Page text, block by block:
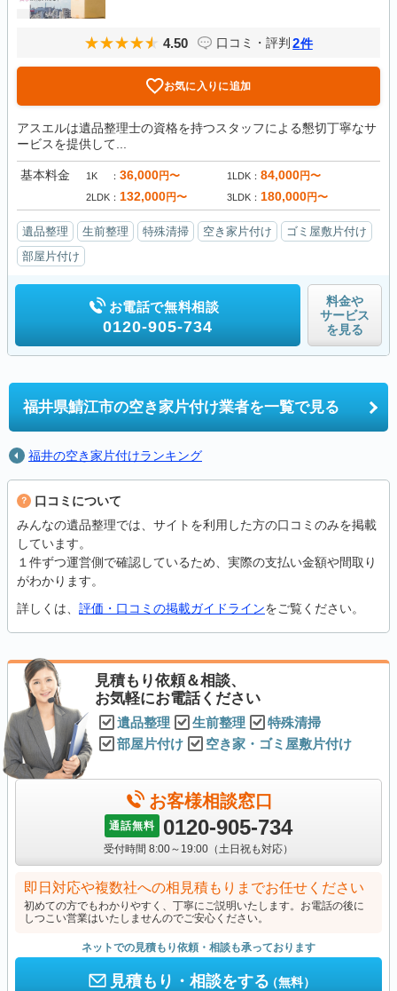
4.50 口コミ・評判 2件
お気に入りに追加
アスエルは遺品整理士の資格を持つスタッフによる懇切丁寧なサ
ービスを提供して...
基本料金 1K 36,000円〜 1LDK 84,000円〜
2LDK 132,000円〜 3LDK 180,000円〜
遺品整理 生前整理 特殊清掃 空き家片付け
ゴミ屋敷片付け
部屋片付け
お電話で無料相談
0120-905-734
料金や
サービス
を見る
福井県鯖江市の空き家片付け業者を一覧で見る
福井の空き家片付けランキング
口コミについて
みんなの遺品整理では、サイトを利用した方の口コミのみを掲載
しています。
１件ずつ運営側で確認しているため、実際の支払い金額や間取り
がわかります。
詳しくは、 評価・口コミの掲載ガイドラインをご覧ください。
見積もり依頼＆相談、
お気軽にお電話ください
遺品整理 生前整理
特殊清掃
部屋片付け
空き家・ゴミ屋敷片付け
お客様相談窓口
通話無料 0120-905-734
受付時間 8:00～19:00（土日祝も対応）
即日対応や複数社への相見積もりまでお任せください
初めての方でもわかりやすく、丁寧にご説明いたします。お電話の後に
しつこい営業はいたしませんのでご安心ください。
ネットでの見積もり依頼・相談も承っております
見積もり・相談をする（無料）